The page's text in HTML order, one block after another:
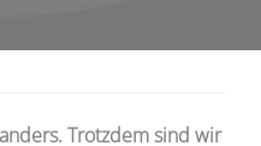
Trotzdem sind wir